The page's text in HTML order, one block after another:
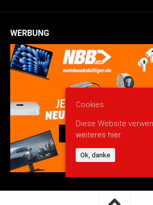
WERBUNG
Cookies
Diese Website
weiteres hier.
Ok, danke